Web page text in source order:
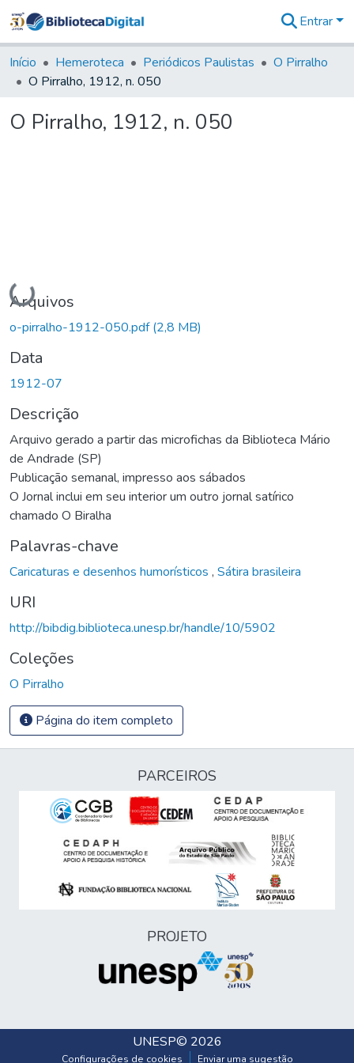
&
Coleções
Tudo na
Digital
Entrar
Início Hemeroteca Periódicos Paulistas
O Pirralho
O Pirralho, 1912, n. 050
O Pirralho, 1912, n. 050
Carregando...
Arquivos
o-pirralho-1912-050.pdf(2,8 MB)
Data
1912-07
Descrição
Arquivo gerado a partir das microfichas da Biblioteca Mário
de Andrade (SP)
Publicação semanal, impresso aos sábados
O Jornal inclui em seu interior um outro jornal satírico
chamado O Biralha
Palavras-chave
Caricaturas e desenhos humorísticos , Sátira brasileira
URI
http://bibdig.biblioteca.unesp.br/handle/10/5902
Coleções
O Pirralho
Página do item completo
PARCEIROS
PROJETO
UNESP© 2026
Configurações de cookies Enviar uma sugestão